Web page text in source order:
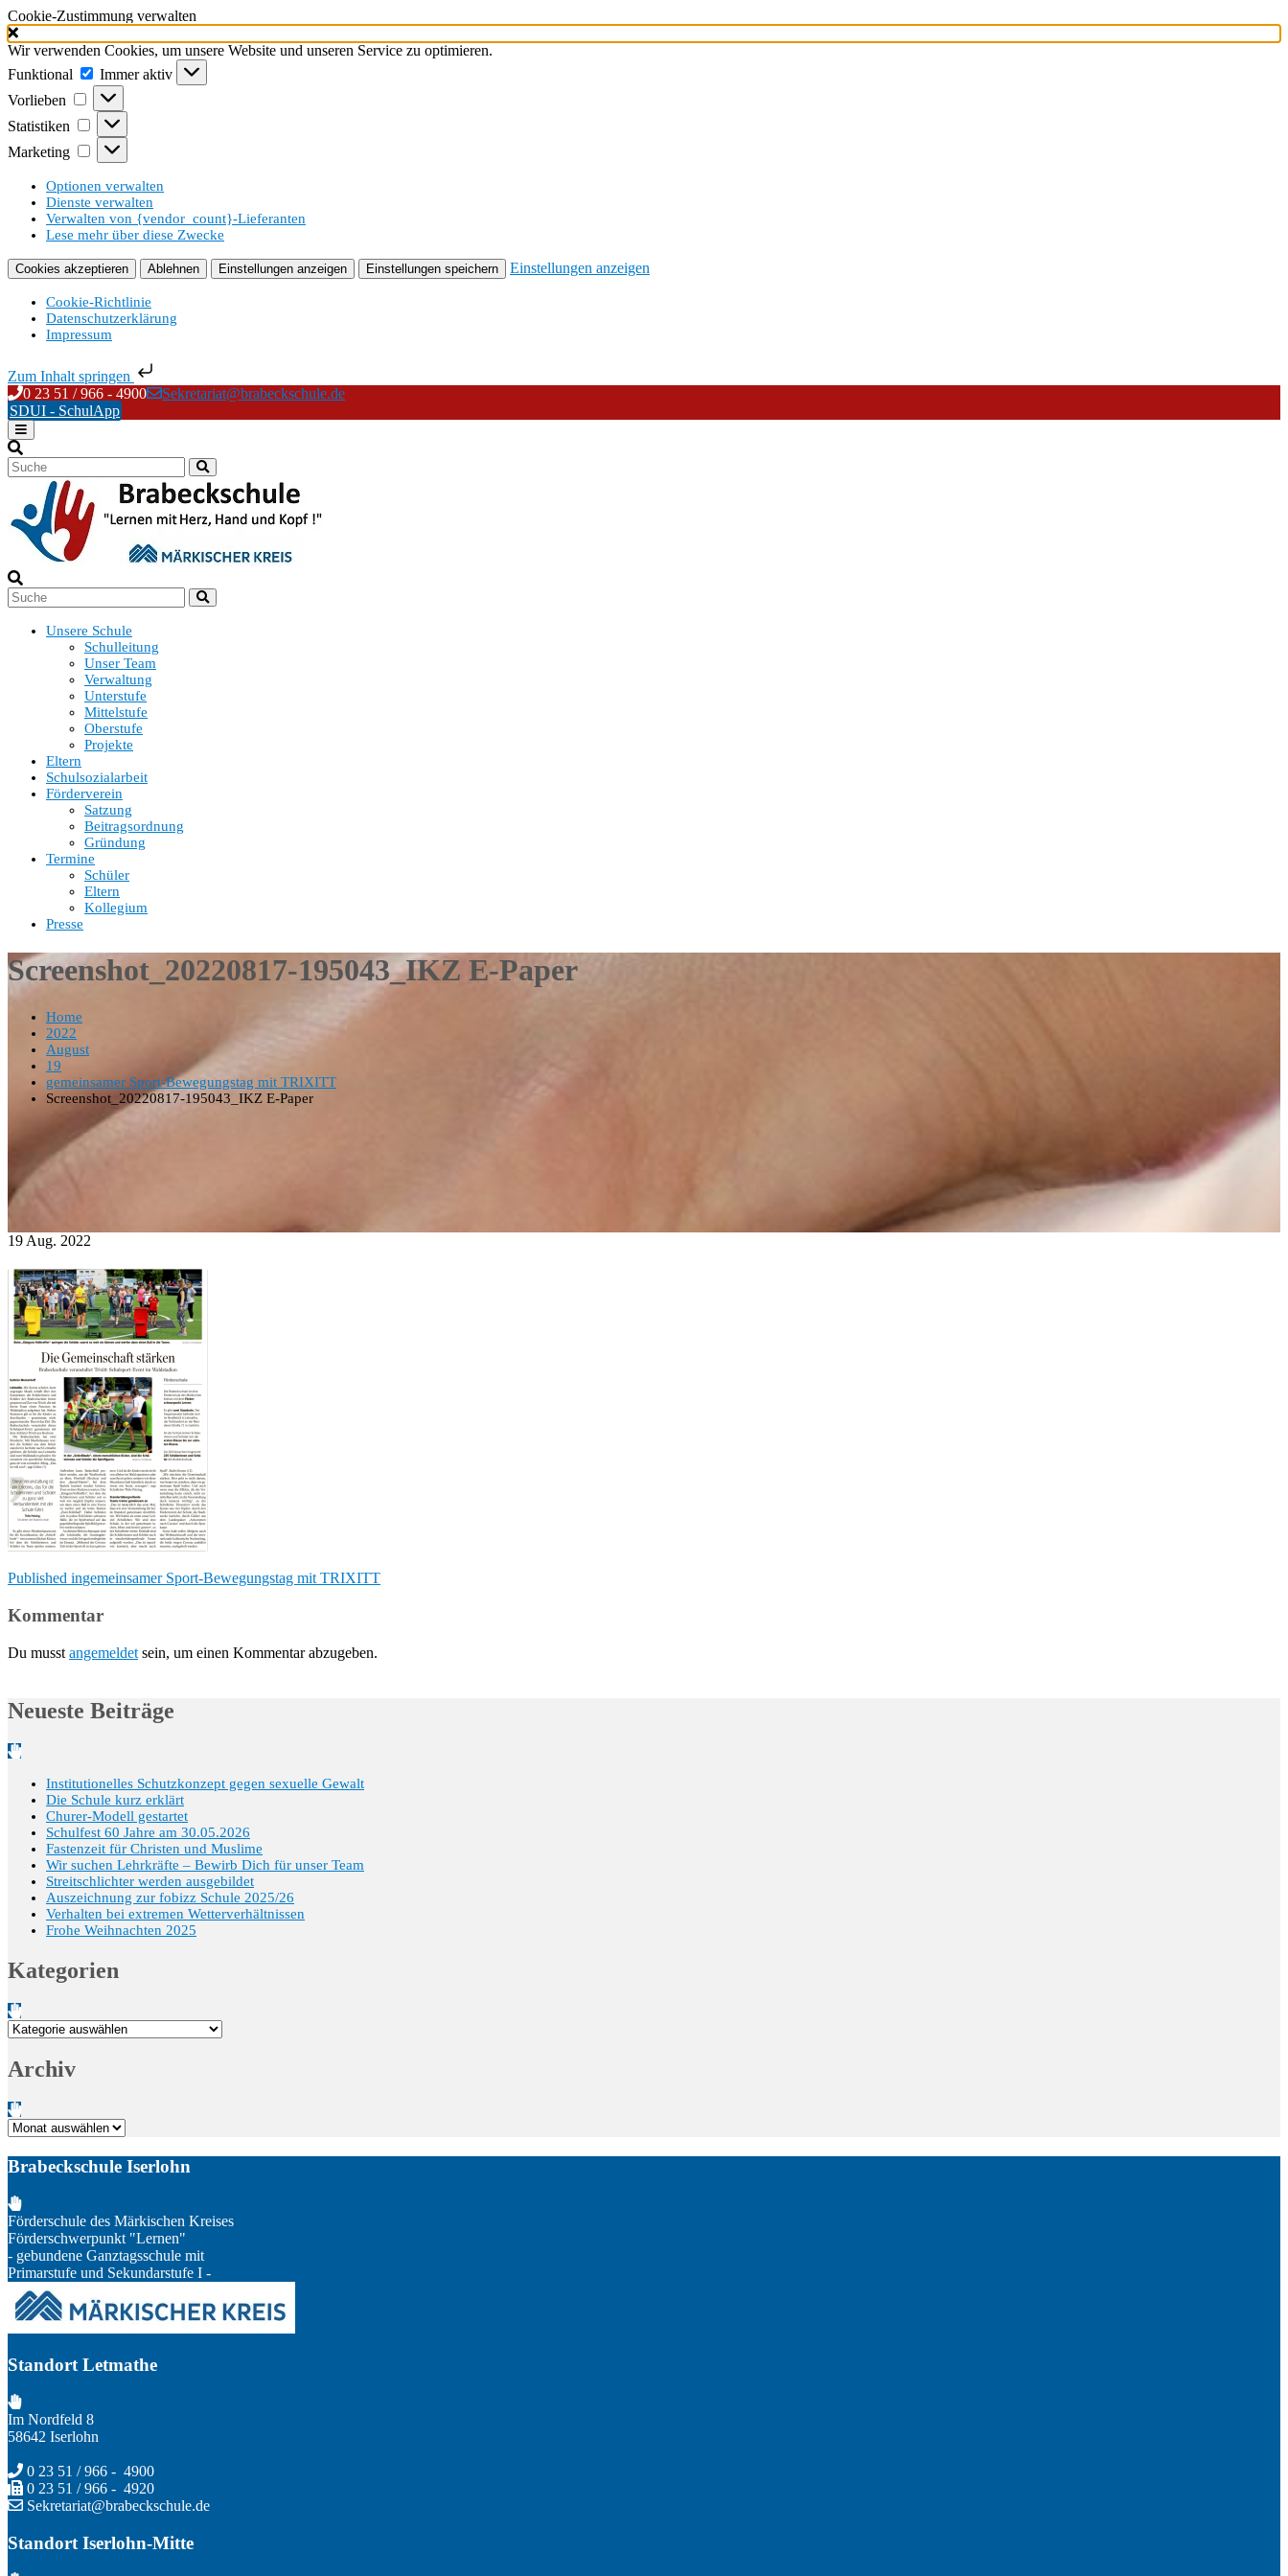
Cookie-Zustimmung verwalten
Wir verwenden Cookies, um unsere Website und unseren Service zu optimieren.
Funktional
Funktional
Immer aktiv
Vorlieben
Vorlieben
Statistiken Statistiken
Marketing Marketing
Optionen verwalten
Dienste verwalten
Verwalten von {vendor_count}-Lieferanten
Lese mehr über diese Zwecke
Cookies akzeptieren Ablehnen Einstellungen anzeigen Einstellungen speichern Einstellungen anzeigen
Cookie-Richtlinie
Datenschutzerklärung
Impressum
Zum Inhalt springen
Skip
to
content
0 23 51 / 966 - 4900
Sekretariat@brabeckschule.de
SDUI - SchulApp
Unsere Schule
Schulleitung
Unser Team
Verwaltung
Unterstufe
Mittelstufe
Oberstufe
Projekte
Eltern
Schulsozialarbeit
Förderverein
Satzung
Beitragsordnung
Gründung
Termine
Schüler
Eltern
Kollegium
Presse
Screenshot_20220817-195043_IKZ E-Paper
Home
2022
August
19
gemeinsamer Sport-Bewegungstag mit TRIXITT
Screenshot_20220817-195043_IKZ E-Paper
19Aug. 2022
Beitragsnavigation
Published ingemeinsamer Sport-Bewegungstag mit TRIXITT
Kommentar
Du musst angemeldet sein, um einen Kommentar abzugeben.
Neueste Beiträge
Institutionelles Schutzkonzept gegen sexuelle Gewalt
Die Schule kurz erklärt
Churer-Modell gestartet
Schulfest 60 Jahre am 30.05.2026
Fastenzeit für Christen und Muslime
Wir suchen Lehrkräfte – Bewirb Dich für unser Team
Streitschlichter werden ausgebildet
Auszeichnung zur fobizz Schule 2025/26
Verhalten bei extremen Wetterverhältnissen
Frohe Weihnachten 2025
Kategorien
Kategorien
Archiv
Archiv
Brabeckschule Iserlohn
Förderschule des Märkischen Kreises
Förderschwerpunkt "Lernen"
- gebundene Ganztagsschule mit
Primarstufe und Sekundarstufe I -
Standort Letmathe
Im Nordfeld 8
58642 Iserlohn
0 23 51 / 966 - 4900
0 23 51 / 966 - 4920
Sekretariat@brabeckschule.de
Standort Iserlohn-Mitte